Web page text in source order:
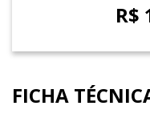
R$
FICHA